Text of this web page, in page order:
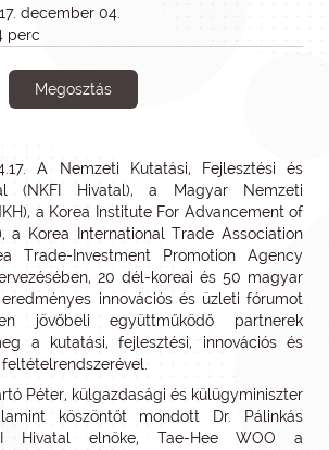
december 04.
perc
Megosztás
A Nemzeti Kutatási, Fejlesztési és
(NKFI Hivatal), a Magyar Nemzeti
a Korea Institute For Advancement of
a Korea International Trade Association
Trade-Investment Promotion Agency
20 dél-koreai és 50 magyar
innovációs és üzleti fórumot
jövőbeli együttműködő partnerek
a kutatási, fejlesztési, innovációs és
Péter, külgazdasági és külügyminiszter
köszöntőt mondott Dr. Pálinkás
Hivatal elnöke, Tae-Hee WOO a